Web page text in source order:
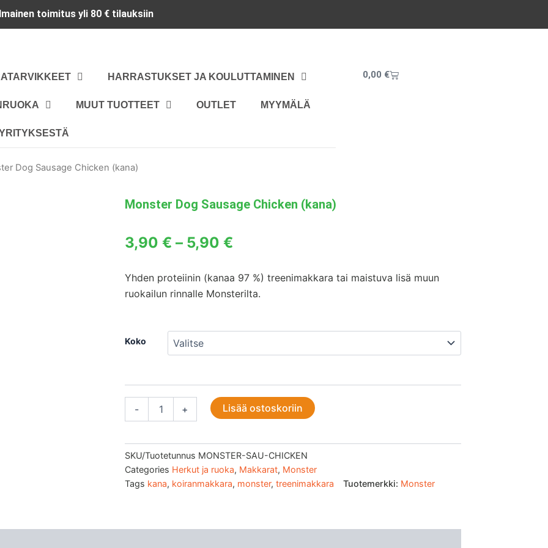
toimitus yli 80 € tilauksiin
HARRASTUKSET JA KOULUTTAMINEN
MUUT TUOTTEET OUTLET MYYMÄLÄ
0,00 €Cart
Dog Sausage Chicken (kana)
Monster Dog Sausage Chicken (kana)
3,90 € – 5,90 €
-
Yhden proteiinin (kanaa 97 %) treenimakkara tai maistuva lisä muun
ruokailun rinnalle Monsterilta.
Koko
-
Monster
(kana)
määrä
+ Lisää ostoskoriin
SKU/Tuotetunnus MONSTER-SAU-CHICKEN
Categories Herkut ja ruoka, Makkarat, Monster
Tags kana, koiranmakkara, monster, treenimakkara Tuotemerkki: Monster